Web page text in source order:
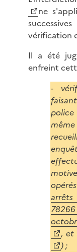
ne
vérification
Il a été
enfreint
-
78266
, et
) ;